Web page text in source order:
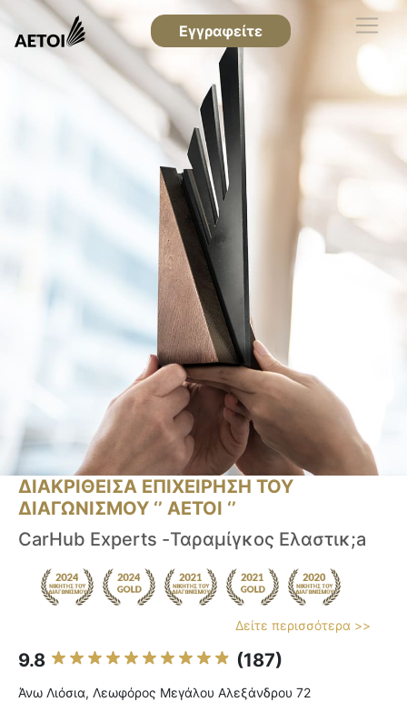
Εγγραφείτε
ΔΙΑΚΡΙΘΕΙΣΑ ΕΠΙΧΕΙΡΗΣΗ ΤΟΥ
ΔΙΑΓΩΝΙΣΜΟΥ ‘’ ΑΕΤΟΙ ‘’
CarHub Experts -Ταραμίγκος Ελαστικ;a
Δείτε περισσότερα >>
9.8 (187)
Άνω Λιόσια, Λεωφόρος Μεγάλου Αλεξάνδρου 72